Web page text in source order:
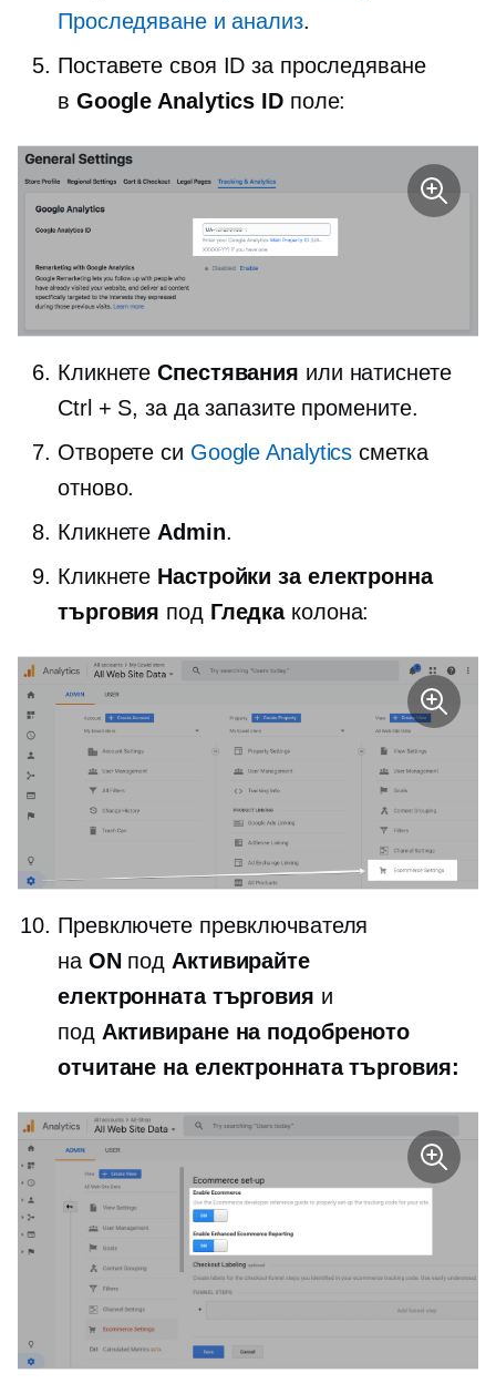
Проследяване и анализ.
Поставете своя ID за проследяване
в Google Analytics IDполе:
КликнетеСпестявания или натиснете
Ctrl + S, за да запазите промените.
Отворете си Google Analytics сметка
отново.
Кликнете Admin.
Кликнете Настройки за електронна
търговия под Гледкаколона:
Превключете превключвателя
на ONпод Активирайте
електронната търговия и
под Активиране на подобреното
отчитане на електронната търговия: